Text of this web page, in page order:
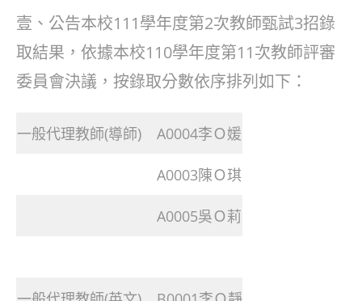
壹、公告本校111學年度第2次教師甄試3招錄
取結果，依據本校110學年度第11次教師評審
委員會決議，按錄取分數依序排列如下：
一般代理教師(導師) A0004李Ｏ媛
A0003陳Ｏ琪
A0005吳Ｏ莉